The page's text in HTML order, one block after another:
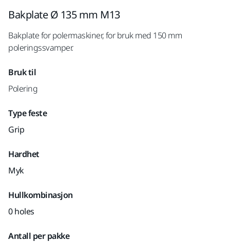
Bakplate Ø 135 mm M13
Bakplate for polermaskiner, for bruk med 150 mm
poleringssvamper.
Bruk til
Polering
Type feste
Grip
Hardhet
Myk
Hullkombinasjon
0 holes
Antall per pakke